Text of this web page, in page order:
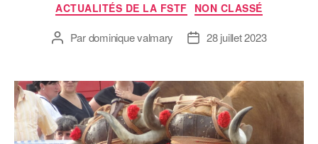
ACTUALITÉS DE LA FSTF NON CLASSÉ
Pardominique valmary 28 juillet 2023